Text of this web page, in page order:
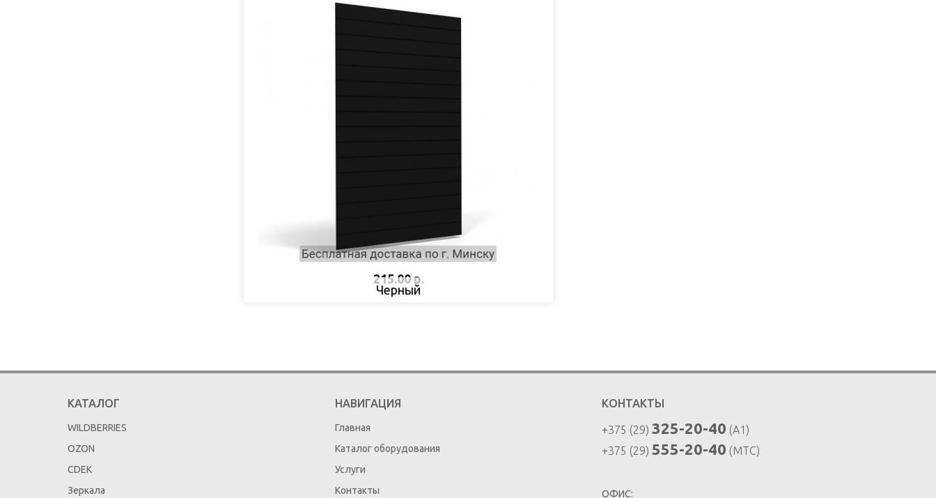
Черный
215.00 р.
КАТАЛОГ
WILDBERRIES
OZON
CDEK
Зеркала
НАВИГАЦИЯ
Главная
Каталог оборудования
Услуги
Контакты
КОНТАКТЫ
+375 (29) 325-20-40 (A1)
+375 (29) 555-20-40 (MTC)
ОФИС: